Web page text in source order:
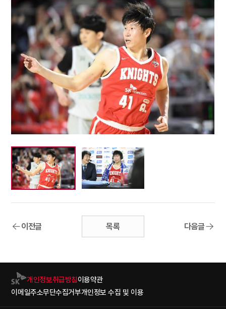
이전글 목록 다음글
개인정보취급방침이용약관
이메일주소무단수집거부개인정보 수집 및 이용